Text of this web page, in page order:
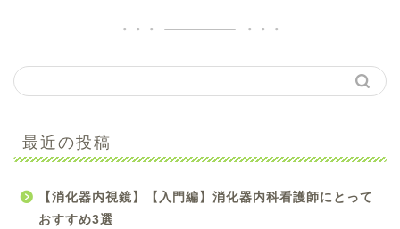
最近の投稿
【消化器内視鏡】【入門編】消化器内科看護師にとって
おすすめ3選
考書のおすすめ4選